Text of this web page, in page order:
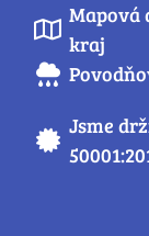
Mapová
kraj
Jsme